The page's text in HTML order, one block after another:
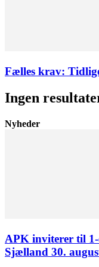
Fælles krav:
Ingen
Nyheder
APK inviterer til
Sjælland 30.